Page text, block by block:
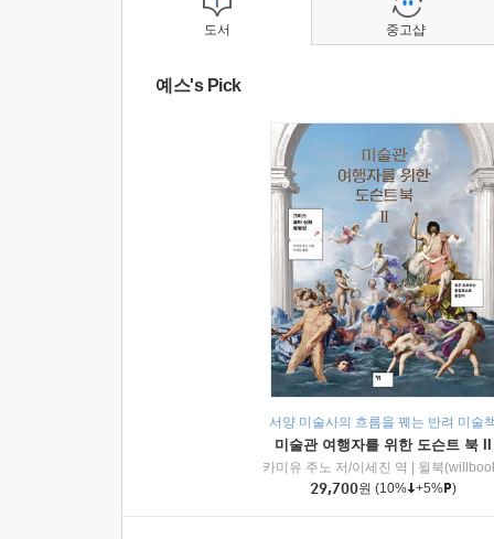
도서
예스's Pick
서양 미술사의 흐름을 꿰는 반려 미술
미술관 여행자를 위한 도슨트 북 II
카미유 주노 저/이세진 역
윌북
29,700원 (10% +5% )
중고샵